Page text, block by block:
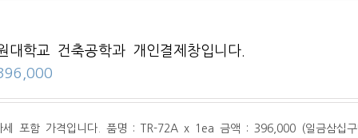
대학교 건축공학과 개인결제창입니다.
세 포함 가격입니다. 품명 : TR-72A x 1ea 금액 : 396,000 (일금삼십구